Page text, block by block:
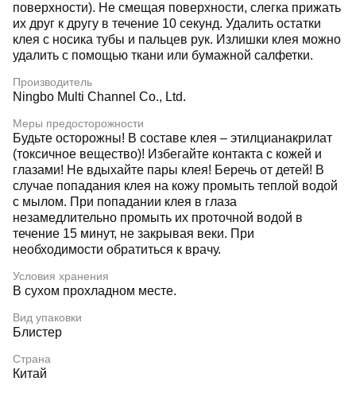
поверхности). Не смещая поверхности, слегка прижать
их друг к другу в течение 10 секунд. Удалить остатки
клея с носика тубы и пальцев рук. Излишки клея можно
удалить с помощью ткани или бумажной салфетки.
Производитель
Ningbo Multi Channel Co., Ltd.
Меры предосторожности
Будьте осторожны! В составе клея – этилцианакрилат
(токсичное вещество)! Избегайте контакта с кожей и
глазами! Не вдыхайте пары клея! Беречь от детей! В
случае попадания клея на кожу промыть теплой водой
с мылом. При попадании клея в глаза
незамедлительно промыть их проточной водой в
течение 15 минут, не закрывая веки. При
необходимости обратиться к врачу.
Условия хранения
В сухом прохладном месте.
Вид упаковки
Блистер
Страна
Китай